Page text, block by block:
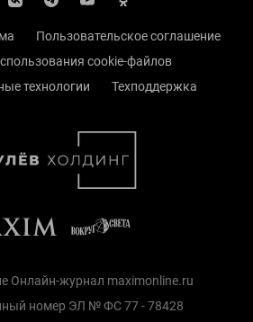
Пользовательское соглашение
cookie-файлов
технологии
Техподдержка
Онлайн-журнал maximonline.ru
номер ЭЛ № ФС 77 - 78428